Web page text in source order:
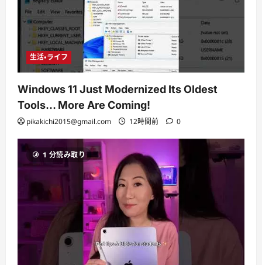
生活・ライフ
Windows 11 Just Modernized Its Oldest
Tools… More Are Coming!
pikakichi2015@gmail.com 12時間前 0
1 分読み取り